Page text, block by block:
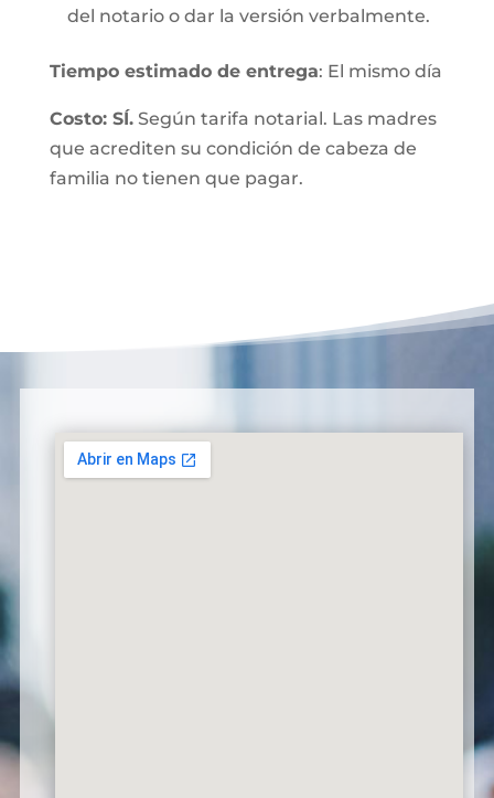
del notario o dar la versión verbalmente.
Tiempo estimado de entrega: El mismo día
Costo: SÍ.Según tarifa notarial. Las madres
que acrediten su condición de cabeza de
familia no tienen que pagar.